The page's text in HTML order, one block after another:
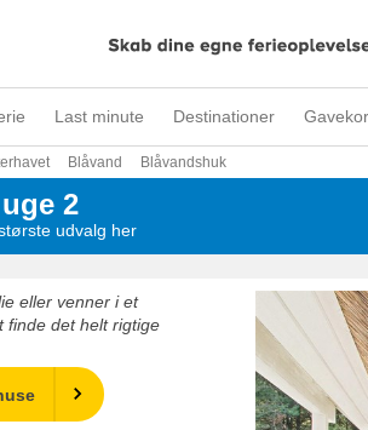
Last minute Destinationer
Blåvand Blåvandshuk
2
udvalg her
eller venner i et
finde det helt rigtige